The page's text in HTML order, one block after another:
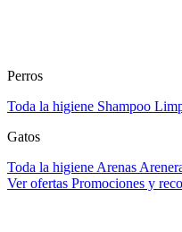
Perros
Toda la higiene Shampoo
Gatos
Toda la higiene Arenas
Ver ofertas Promociones y